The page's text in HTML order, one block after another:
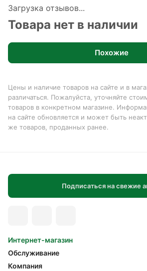
Загрузка отзывов...
Товара нет в наличии
Похожие
Цены и наличие товаров на сайте и в
различаться. Пожалуйста, уточняйте
товаров в конкретном магазине.
на сайте обновляется и может быть
же товаров, проданных ранее.
Подписаться на свежие
Интернет-магазин
Обслуживание
Компания